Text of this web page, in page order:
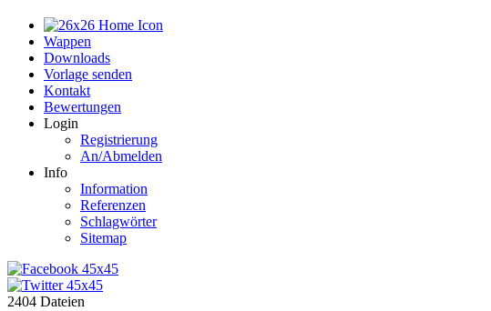
Wappen
Downloads
Vorlage senden
Kontakt
Bewertungen
Login
Registrierung
An/Abmelden
Info
Information
Referenzen
Schlagwörter
Sitemap
2404 Dateien